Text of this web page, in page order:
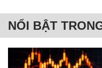
NỔI BẬT